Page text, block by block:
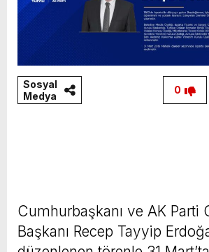
Sosyal
Medya
0
Cumhurbaşkanı ve AK Parti
Başkanı Recep Tayyip